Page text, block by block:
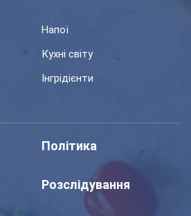
Напої
Кухні світу
Інгрідієнти
Політика
Розслідування